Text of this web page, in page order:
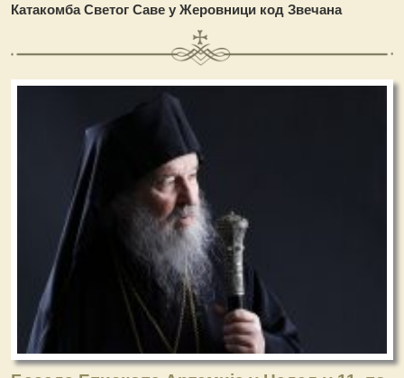
Катакомба Светог Саве у Жеровници код Звечана